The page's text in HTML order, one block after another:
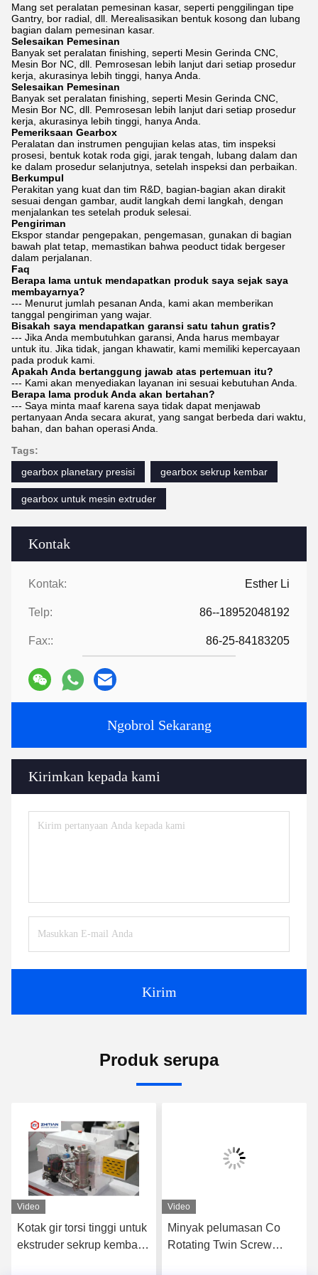
Kontak
Kontak: Esther Li
Telp: 86--18952048192
Fax:: 86-25-84183205
Ngobrol Sekarang
Kirimkan kepada kami
Kirim
Mang set peralatan pemesinan kasar, seperti penggilingan tipe
Gantry, bor radial, dll. Merealisasikan bentuk kosong dan lubang
bagian dalam pemesinan kasar.
Selesaikan Pemesinan
Banyak set peralatan finishing, seperti Mesin Gerinda CNC,
Mesin Bor NC, dll. Pemrosesan lebih lanjut dari setiap prosedur
kerja, akurasinya lebih tinggi, hanya Anda.
Selesaikan Pemesinan
Banyak set peralatan finishing, seperti Mesin Gerinda CNC,
Mesin Bor NC, dll. Pemrosesan lebih lanjut dari setiap prosedur
kerja, akurasinya lebih tinggi, hanya Anda.
Pemeriksaan Gearbox
Peralatan dan instrumen pengujian kelas atas, tim inspeksi
prosesi, bentuk kotak roda gigi, jarak tengah, lubang dalam dan
ke dalam prosedur selanjutnya, setelah inspeksi dan perbaikan.
Berkumpul
Perakitan yang kuat dan tim R&D, bagian-bagian akan dirakit
sesuai dengan gambar, audit langkah demi langkah, dengan
menjalankan tes setelah produk selesai.
Pengiriman
Ekspor standar pengepakan, pengemasan, gunakan di bagian
bawah plat tetap, memastikan bahwa peoduct tidak bergeser
dalam perjalanan.
Faq
Berapa lama untuk mendapatkan produk saya sejak saya
membayarnya?
--- Menurut jumlah pesanan Anda, kami akan memberikan
tanggal pengiriman yang wajar.
Bisakah saya mendapatkan garansi satu tahun gratis?
--- Jika Anda membutuhkan garansi, Anda harus membayar
untuk itu. Jika tidak, jangan khawatir, kami memiliki kepercayaan
pada produk kami.
Apakah Anda bertanggung jawab atas pertemuan itu?
--- Kami akan menyediakan layanan ini sesuai kebutuhan Anda.
Berapa lama produk Anda akan bertahan?
--- Saya minta maaf karena saya tidak dapat menjawab
pertanyaan Anda secara akurat, yang sangat berbeda dari waktu,
bahan, dan bahan operasi Anda.
Tags:
gearbox planetary presisi
gearbox sekrup kembar
gearbox untuk mesin extruder
Produk serupa
Video
Kotak gir torsi tinggi untuk
ekstruder sekrup kembar
Video
Minyak pelumasan Co
Rotating Twin Screw